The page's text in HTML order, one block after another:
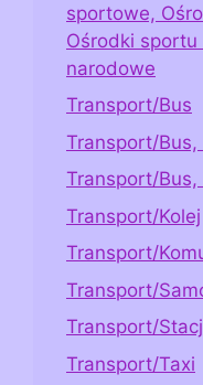
sportowe,
Ośrodki sportu
narodowe
Transport/Bus
Transport/Bus,
Transport/Bus,
Transport/Kolej
Transport/
Transport/
Transport/
Transport/Taxi